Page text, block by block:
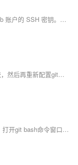
本文介绍了如何在同一台电脑上配置多个 GitHub 账户的 SSH 密钥。内容包括：检查现有密钥、生成新的 SSH 密钥、配置 SSH config 文件、将公钥添加到 GitHub、验证 SSH 连接、设置 Git 用户信息、创建工作区目录、使用不同账户克隆仓库，以及为每个仓库配置独立的用户信息等步骤。通过这些操作，可以实现在不同项目中使用不同的 GitHub 账户进行提交和管理。
就在前几天因为一些原因，我的电脑重装了系统，然后再重新配置git的环境的时候就遇到了一些小问题。所以我决定自己写一篇文章，以便以后再配置git时，避免一些错误操作，而导致全网搜方法，找对的文章去找对应的解决方法。下面为了演示方便就拿gitee来演示，不拿GitHub了写文章了。
如果使用ssh的方式管理，需要配置ssh key. 1、打开git bash命令窗口 2、生成ssh key